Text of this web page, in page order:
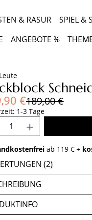
& RASUR
SPIEL &
ANGEBOTE %
Regulärer
189,00 €
€
1-3 Tage
Anzahl:
ab 119 € +
(2)